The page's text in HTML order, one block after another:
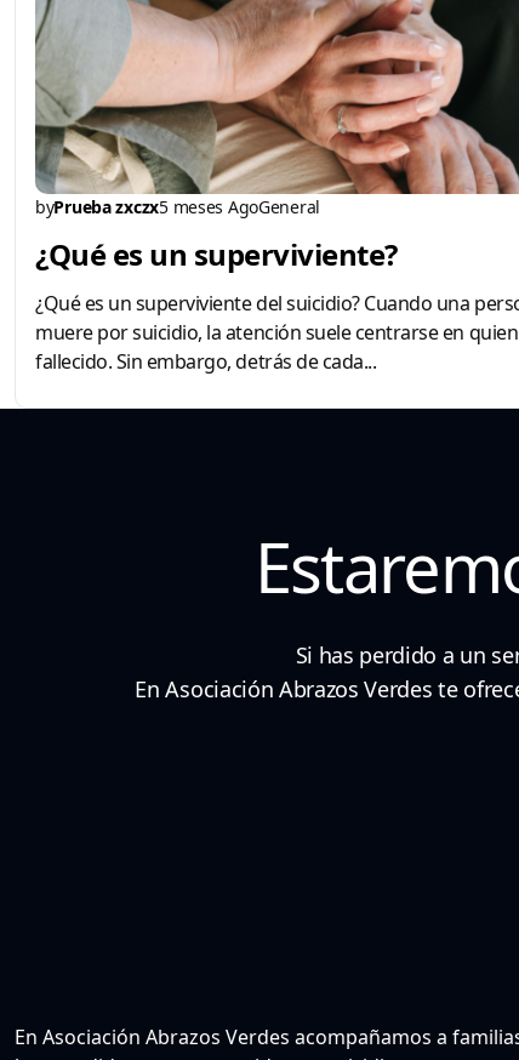
byPrueba zxczx5 meses AgoGeneral
¿Qué es un superviviente?
¿Qué es un superviviente del suicidio? Cuando una
muere por suicidio, la atención suele centrarse en
fallecido. Sin embargo, detrás de cada...
Si has perdido a un
En Asociación Abrazos Verdes te
En Asociación Abrazos Verdes acompañamos a